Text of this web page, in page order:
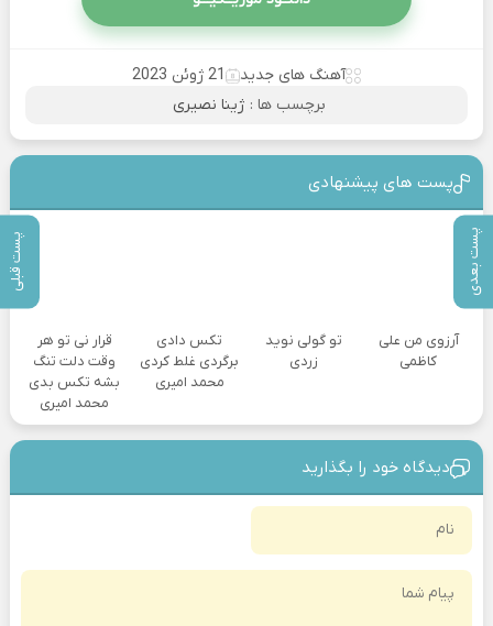
پست بعدی پست قبلی
آهنگ های جدید
21 ژوئن 2023
برچسب ها : ژینا نصیری
پست های پیشنهادی
آرزوی من علی
کاظمی
تو گولی نوید
زردی
تکس دادی
برگردی غلط کردی
محمد امیری
قرار نی تو هر
وقت دلت تنگ
بشه تکس بدی
محمد امیری
دیدگاه خود را بگذارید